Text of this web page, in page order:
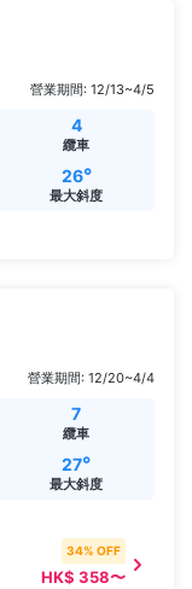
營業期間: 12/13~4/5
4
纜車
26°
最大斜度
營業期間: 12/20~4/4
7
纜車
27°
最大斜度
34% OFF
HK$ 358〜